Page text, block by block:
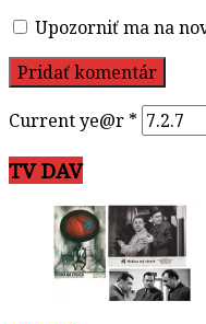
Upozorniť ma na
Current ye@r *
TV DAV